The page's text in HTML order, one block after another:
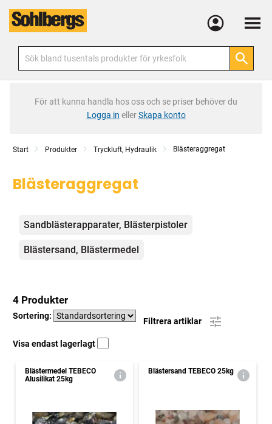
Meny
För att kunna handla hos oss och se priser behöver du
Logga in ellerSkapa konto
Start Produkter Tryckluft, Hydraulik Blästeraggregat
Blästeraggregat
Kategorier
Sandblästerapparater, Blästerpistoler
Blästersand, Blästermedel
4 Produkter
Sortering:
Filtrera artiklar
Visa endast lagerlagt
Blästermedel TEBECO
Alusilikat 25kg
Blästersand TEBECO 25kg